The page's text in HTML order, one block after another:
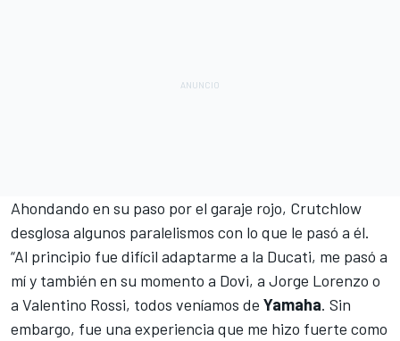
Ahondando en su paso por el garaje rojo, Crutchlow
desglosa algunos paralelismos con lo que le pasó a él.
“Al principio fue difícil adaptarme a la Ducati, me pasó a
mí y también en su momento a Dovi, a Jorge Lorenzo o
a Valentino Rossi, todos veníamos de Yamaha. Sin
embargo, fue una experiencia que me hizo fuerte como